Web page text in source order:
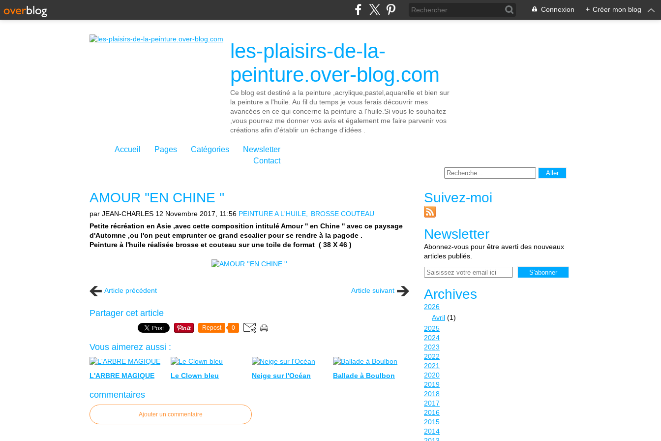
Connexion + Créer mon blog
les-plaisirs-de-la-
peinture.over-blog.com
Ce blog est destiné a la peinture ,acrylique,pastel,aquarelle et bien sur
la peinture a l'huile. Au fil du temps je vous ferais découvrir mes
avancées en ce qui concerne la peinture a l'huile.Si vous le souhaitez
,vous pourrez me donner vos avis et également me faire parvenir vos
créations afin d'établir un échange d'idées .
Accueil Pages Catégories
Newsletter
Contact
AMOUR ''EN CHINE ''
par JEAN-CHARLES 12 Novembre 2017, 11:56 PEINTURE A L'HUILE
BROSSE COUTEAU
Petite récréation en Asie ,avec cette composition intitulé Amour '' en Chine '' avec ce paysage
d'Automne ,ou l'on peut emprunter ce grand escalier pour se rendre à la pagode .
Peinture à l'huile réalisée brosse et couteau sur une toile de format ( 38 X 46 )
Article précédent Article suivant
Partager cet article
Repost 0
Vous aimerez aussi :
L'ARBRE MAGIQUE Le Clown bleu Neige sur l'Océan Ballade à Boulbon
commentaires
Ajouter un commentaire
Suivez-moi
Newsletter
Abonnez-vous pour être averti des nouveaux
articles publiés.
Email
Archives
2026
Avril (1)
2025
2024
2023
2022
2021
2020
2019
2018
2017
2016
2015
2014